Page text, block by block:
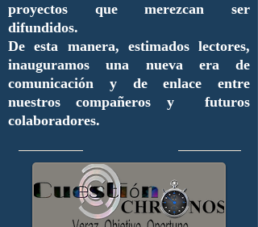
proyectos que merezcan ser
difundidos.
De esta manera, estimados lectores,
inauguramos una nueva era de
comunicación y de enlace entre
nuestros compañeros y futuros
colaboradores.